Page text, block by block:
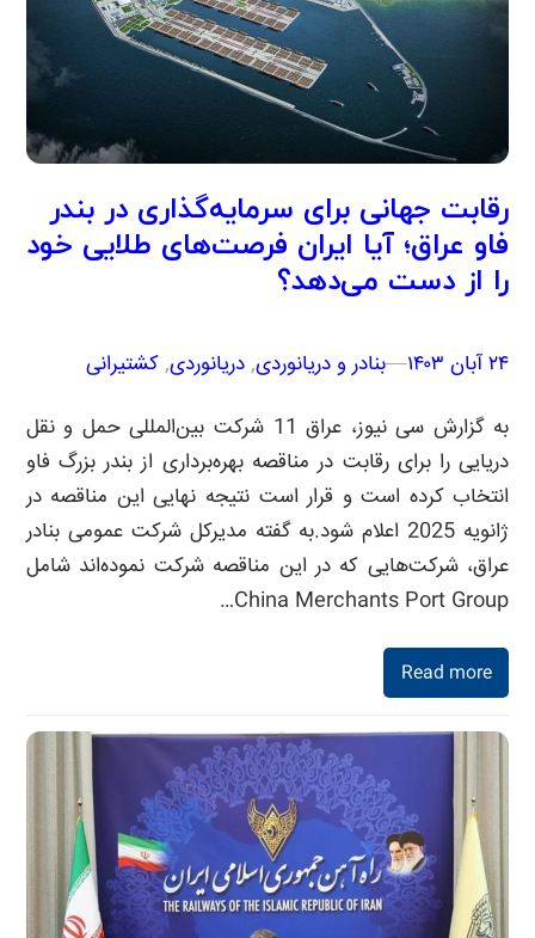
رقابت جهانی برای سرمایه‌گذاری در بندر
فاو عراق؛ آیا ایران فرصت‌های طلایی خود
را از دست می‌دهد؟
۲۴ آبان ۱۴۰۳ –
–بنادر و دریانوردی, دریانوردی, کشتیرانی
به گزارش سی نیوز، عراق 11 شرکت بین‌المللی حمل و نقل
دریایی را برای رقابت در مناقصه بهره‌برداری از بندر بزرگ فاو
انتخاب کرده است و قرار است نتیجه نهایی این مناقصه در
ژانویه 2025 اعلام شود.به گفته مدیرکل شرکت عمومی بنادر
عراق، شرکت‌هایی که در این مناقصه شرکت نموده‌اند شامل
China Merchants Port Group…
Read more